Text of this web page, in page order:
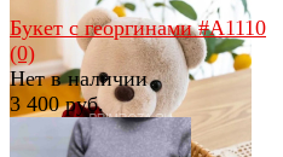
избранное сравнить
Букет с георгинами #A1110
(0)
Нет в наличии
3 400 руб.